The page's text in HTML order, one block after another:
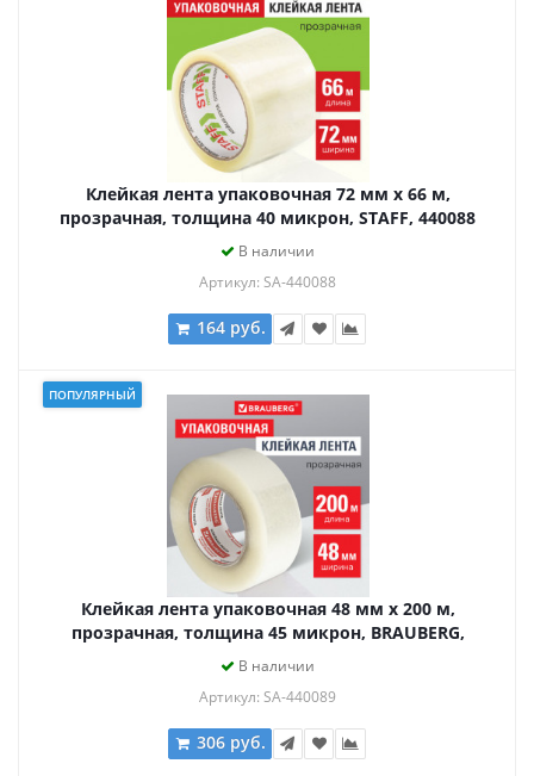
Клейкая лента упаковочная 72 мм x 66 м,
прозрачная, толщина 40 микрон, STAFF, 440088
В наличии
Артикул: SA-440088
164 руб.
ПОПУЛЯРНЫЙ
Клейкая лента упаковочная 48 мм х 200 м,
прозрачная, толщина 45 микрон, BRAUBERG,
440089
В наличии
Артикул: SA-440089
306 руб.